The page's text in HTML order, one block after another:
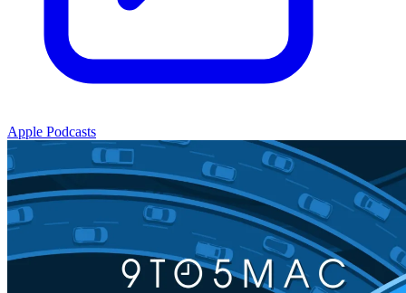
Apple Podcasts